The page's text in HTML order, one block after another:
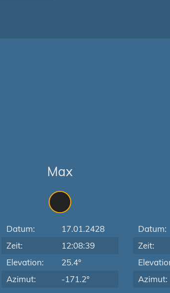
Max
Datum:
17.01.2428
Zeit:
12:08:39
Elevation:
25.4°
Azimut:
-171.2°
Datum:
Zeit:
Azimut: